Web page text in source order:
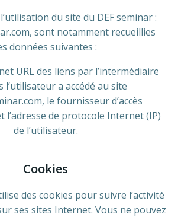
du site du DEF seminar :
sont notamment recueillies
données suivantes :
URL des liens par l’intermédiaire
l’utilisateur a accédé au site
le fournisseur d’accès
l’adresse de protocole Internet (IP)
de l’utilisateur.
Cookies
des cookies pour suivre l’activité
ses sites Internet. Vous ne pouvez